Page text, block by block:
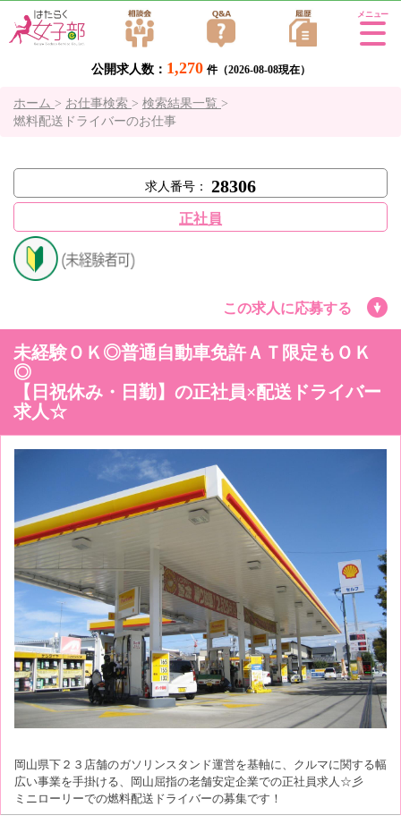
公開求人数： 1,270 件（2026-08-08現在）
Tog
ホーム > お仕事検索 > 検索結果一覧 >
燃料配送ドライバーのお仕事
求人番号： 28306
正社員
この求人に応募する
未経験ＯＫ◎普通自動車免許ＡＴ限定もＯＫ
◎
【日祝休み・日勤】の正社員×配送ドライバー
求人☆
岡山県下２３店舗のガソリンスタンド運営を基軸に、クルマに関する幅
広い事業を手掛ける、岡山屈指の老舗安定企業での正社員求人☆彡
ミニローリーでの燃料配送ドライバーの募集です！